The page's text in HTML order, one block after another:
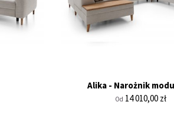
Alika - Narożnik
Od Cena
14 010,00 zł